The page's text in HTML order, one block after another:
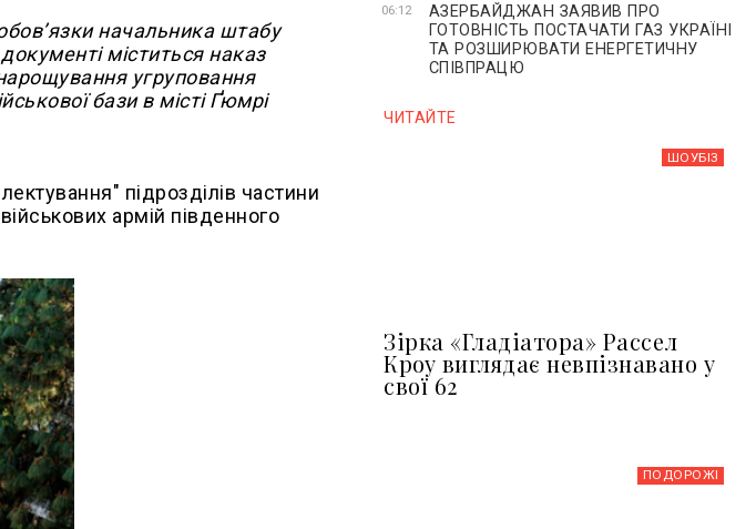
начальника штабу
міститься наказ
угруповання
бази в місті Ґюмрі
підрозділів частини
армій південного
06:12
АЗЕРБАЙДЖАН ЗАЯВИВ ПРО
ГОТОВНІСТЬ ПОСТАЧАТИ ГАЗ УКРАЇНІ
ТА РОЗШИРЮВАТИ ЕНЕРГЕТИЧНУ
СПІВПРАЦЮ
ЧИТАЙТЕ
ШОУБIЗ
Зірка «Гладіатора» Рассел
Кроу виглядає невпізнавано у
свої 62
ПОДОРОЖІ